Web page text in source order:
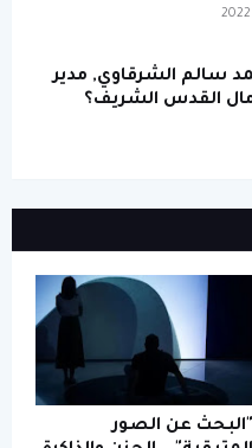
سالم الشرقاوي, مدير
مال القدس الشريف؟
"البحث عن الصور